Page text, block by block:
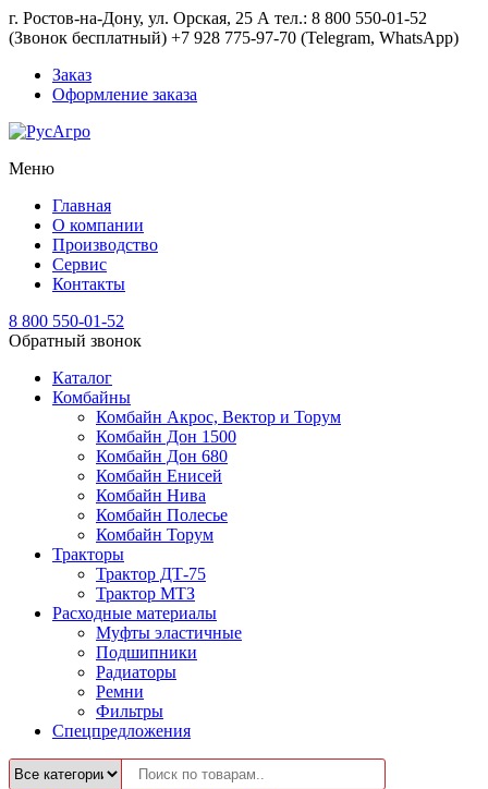
г. Ростов-на-Дону, ул. Орская, 25 А тел.: 8 800 550-01-52
(Звонок бесплатный) +7 928 775-97-70 (Telegram, WhatsApp)
Заказ
Оформление заказа
Меню
Главная
О компании
Производство
Сервис
Контакты
8 800 550-01-52
Обратный звонок
Каталог
Комбайны
Комбайн Акрос, Вектор и Торум
Комбайн Дон 1500
Комбайн Дон 680
Комбайн Енисей
Комбайн Нива
Комбайн Полесье
Комбайн Торум
Тракторы
Трактор ДТ-75
Трактор МТЗ
Расходные материалы
Муфты эластичные
Подшипники
Радиаторы
Ремни
Фильтры
Спецпредложения